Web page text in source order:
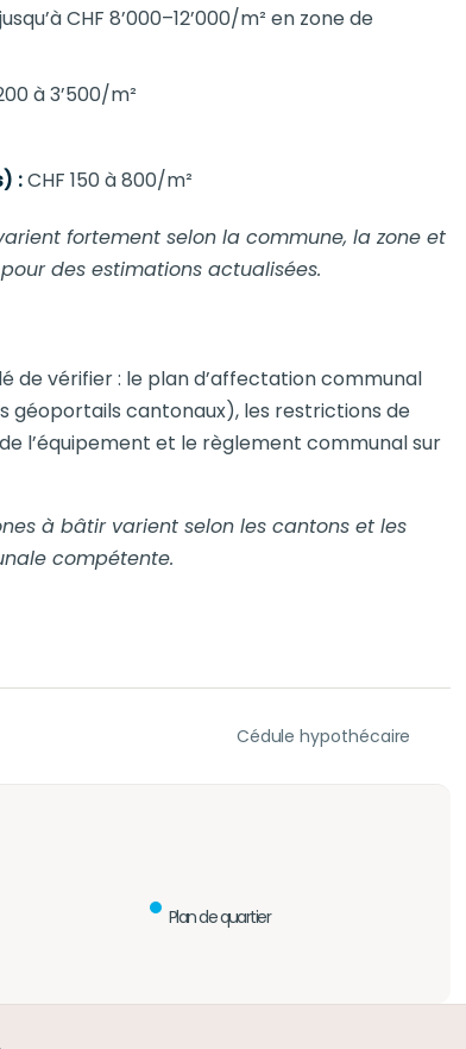
CHF 8’000–12’000/m² en zone de
à 3’500/m²
:CHF 150 à 800/m²
fortement selon la commune, la zone et
des estimations actualisées.
de vérifier : le plan d’affectation communal
géoportails cantonaux), les restrictions de
l’équipement et le règlement communal sur
à bâtir varient selon les cantons et les
compétente.
Cédule hypothécaire
Plan de quartier